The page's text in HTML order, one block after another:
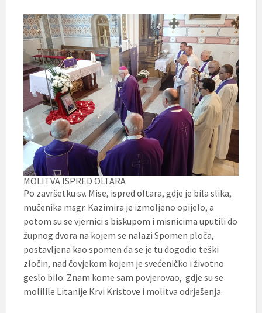
MOLITVA ISPRED OLTARA
Po završetku sv. Mise, ispred oltara, gdje je bila slika,
mučenika msgr. Kazimira je izmoljeno opijelo, a
potom su se vjernici s biskupom i misnicima uputili do
župnog dvora na kojem se nalazi Spomen ploča,
postavljena kao spomen da se je tu dogodio teški
zločin, nad čovjekom kojem je svećeničko i životno
geslo bilo: Znam kome sam povjerovao, gdje su se
molilile Litanije Krvi Kristove i molitva odrješenja.